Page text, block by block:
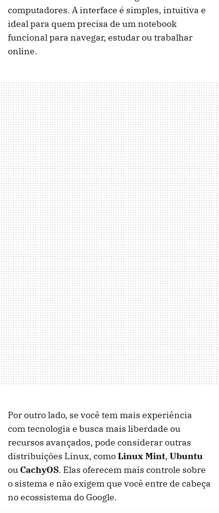
computadores. A interface é simples, intuitiva e
ideal para quem precisa de um notebook
funcional para navegar, estudar ou trabalhar
online.
Por outro lado, se você tem mais experiência
com tecnologia e busca mais liberdade ou
recursos avançados, pode considerar outras
distribuições Linux, comoLinux Mint, Ubuntu
ou CachyOS. Elas oferecem mais controle sobre
o sistema e não exigem que você entre de cabeça
no ecossistema do Google.